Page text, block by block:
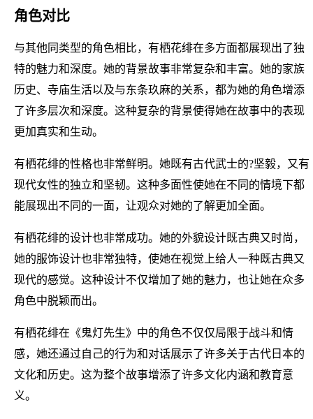
角色对比
与其他同类型的角色相比，有栖花绯在多方面都展现出了独
特的魅力和深度。她的背景故事非常复杂和丰富。她的家族
历史、寺庙生活以及与东条玖麻的关系，都为她的角色增添
了许多层次和深度。这种复杂的背景使得她在故事中的表现
更加真实和生动。
有栖花绯的性格也非常鲜明。她既有古代武士的?坚毅，又有
现代女性的独立和坚韧。这种多面性使她在不同的情境下都
能展现出不同的一面，让观众对她的了解更加全面。
有栖花绯的设计也非常成功。她的外貌设计既古典又时尚，
她的服饰设计也非常独特，使她在视觉上给人一种既古典又
现代的感觉。这种设计不仅增加了她的魅力，也让她在众多
角色中脱颖而出。
有栖花绯在《鬼灯先生》中的角色不仅仅局限于战斗和情
感，她还通过自己的行为和对话展示了许多关于古代日本的
文化和历史。这为整个故事增添了许多文化内涵和教育意
义。